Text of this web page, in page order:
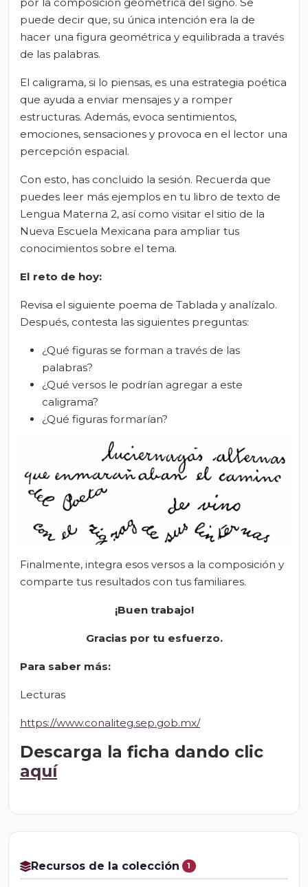
puede decir que, su única intención era la de
hacer una figura geométrica y equilibrada a través
de las palabras.
El caligrama, si lo piensas, es una estrategia poética
que ayuda a enviar mensajes y a romper
estructuras. Además, evoca sentimientos,
emociones, sensaciones y provoca en el lector una
percepción espacial.
Con esto, has concluido la sesión. Recuerda que
puedes leer más ejemplos en tu libro de texto de
Lengua Materna 2, así como visitar el sitio de la
Nueva Escuela Mexicana para ampliar tus
conocimientos sobre el tema.
El reto de hoy:
Revisa el siguiente poema de Tablada y analízalo.
Después, contesta las siguientes preguntas:
¿Qué figuras se forman a través de las
palabras?
¿Qué versos le podrían agregar a este
caligrama?
¿Qué figuras formarían?
Finalmente, integra esos versos a la composición y
comparte tus resultados con tus familiares.
¡Buen trabajo!
Gracias por tu esfuerzo.
Para saber más:
Lecturas
https://www.conaliteg.sep.gob.mx/
Descarga la ficha dando clic
aquí
Recursos de la colección 1